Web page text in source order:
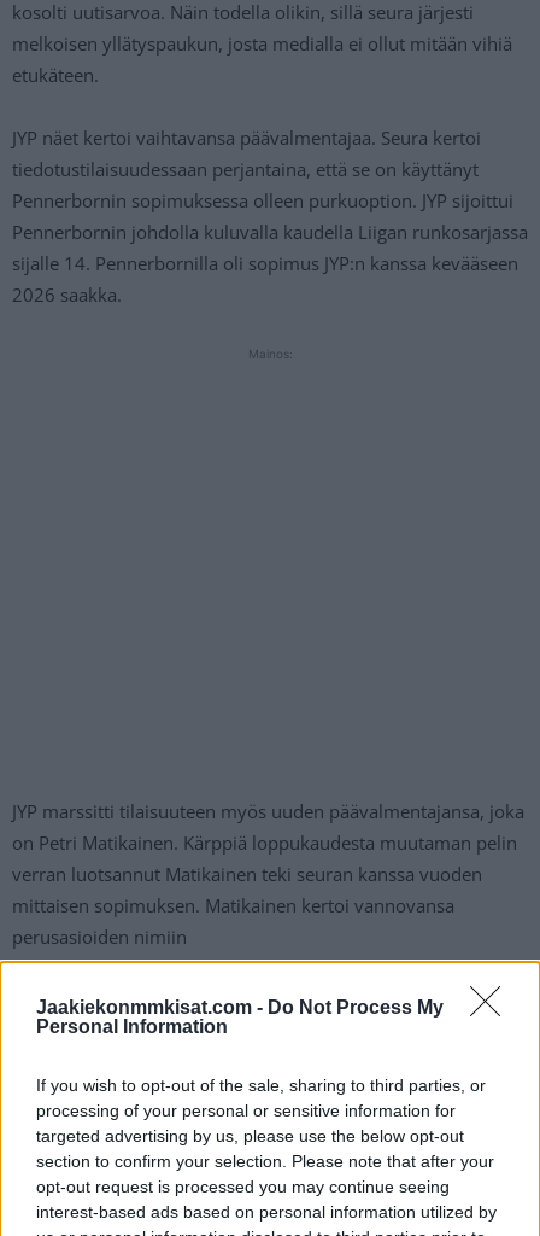
Jaakiekonmmkisat.com - Do Not Process My
Personal Information
If you wish to opt-out of the sale, sharing to third parties, or
processing of your personal or sensitive information for
targeted advertising by us, please use the below opt-out
section to confirm your selection. Please note that after your
opt-out request is processed you may continue seeing
interest-based ads based on personal information utilized by
kosolti uutisarvoa. Näin todella olikin, sillä seura järjesti
melkoisen yllätyspaukun, josta medialla ei ollut mitään vihiä
etukäteen.
JYP näet kertoi vaihtavansa päävalmentajaa. Seura kertoi
tiedotustilaisuudessaan perjantaina, että se on käyttänyt
Pennerbornin sopimuksessa olleen purkuoption. JYP sijoittui
Pennerbornin johdolla kuluvalla kaudella Liigan runkosarjassa
sijalle 14. Pennerbornilla oli sopimus JYP:n kanssa kevääseen
2026 saakka.
Mainos:
JYP marssitti tilaisuuteen myös uuden päävalmentajansa, joka
on Petri Matikainen. Kärppiä loppukaudesta muutaman pelin
verran luotsannut Matikainen teki seuran kanssa vuoden
mittaisen sopimuksen. Matikainen kertoi vannovansa
perusasioiden nimiin
– JYP:n pitää nyt pelata, ja siihen tarvitaan mukaan ihan
kaikkia. Yhteistyöllä mennään eteenpäin. Kun perusasiat ovat
Matikainen sanoi tiedotustilaisuudessa.
Tsekkaa myös:Kärpät antoi potkut urheilujohtajalleen –
Kimmo Kapanen palkattiin tilalle